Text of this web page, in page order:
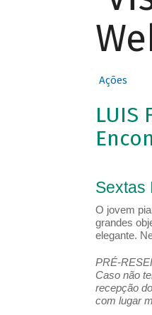
Ações
LUIS
Sextas
O jovem
grandes
elegante.
PRÉ-
Caso não
recepção
com lugar